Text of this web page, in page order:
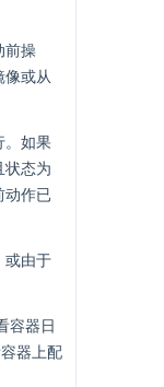
前操
像或从
。如果
状态为
动作已
或由于
容器日
器上配